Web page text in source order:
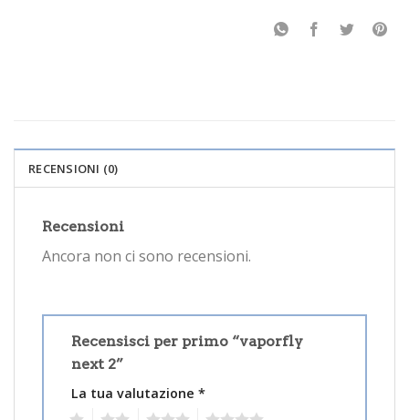
RECENSIONI (0)
Recensioni
Ancora non ci sono recensioni.
Recensisci per primo “vaporfly
next 2”
La tua valutazione *